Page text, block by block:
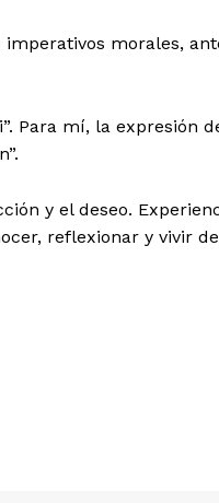
morales,
Para mí, la expresión
y el deseo.
reflexionar y vivir